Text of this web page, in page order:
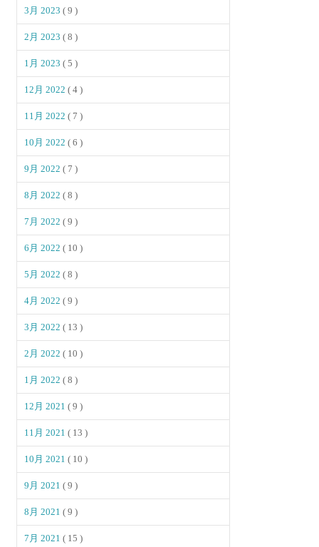
3月 2023( 9 )
2月 2023( 8 )
1月 2023( 5 )
12月 2022( 4 )
11月 2022( 7 )
10月 2022( 6 )
9月 2022( 7 )
8月 2022( 8 )
7月 2022( 9 )
6月 2022( 10 )
5月 2022( 8 )
4月 2022( 9 )
3月 2022( 13 )
2月 2022( 10 )
1月 2022( 8 )
12月 2021( 9 )
11月 2021( 13 )
10月 2021( 10 )
9月 2021( 9 )
8月 2021( 9 )
7月 2021( 15 )